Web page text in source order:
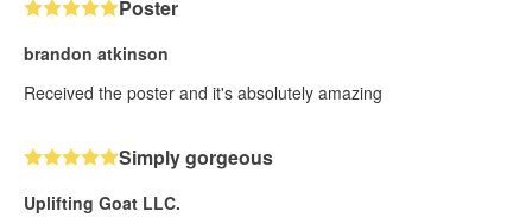
Poster
brandon atkinson
Received the poster and it's absolutely amazing
Simply gorgeous
Uplifting Goat LLC.